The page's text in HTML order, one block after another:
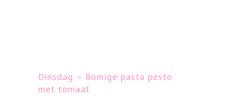
Dinsdag – Romige pasta pesto
met tomaat